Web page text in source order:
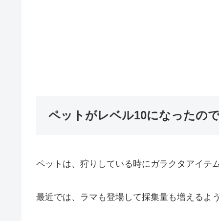
ペットがレベル10になったの
ペットは、狩りしている時にガラクタアイテ
最近では、ラマも登場して採集量も増えるよ